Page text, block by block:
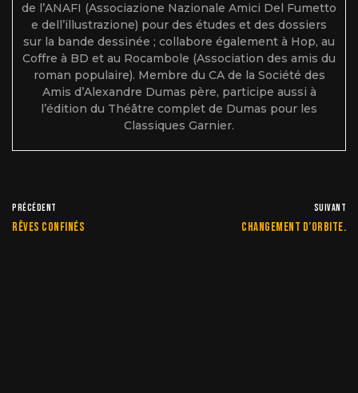
de l’ANAFI (Associazione Nazionale Amici Del Fumetto
e dell’illustrazione) pour des études et des dossiers
sur la bande dessinée ; collabore également à Hop, au
Coffre à BD et au Rocambole (Association des amis du
roman populaire). Membre du CA de la Société des
Amis d’Alexandre Dumas père, participe aussi à
l’édition du Théâtre complet de Dumas pour les
Classiques Garnier.
PRÉCÉDENT
Rêves confinés
SUIVANT
Changement d’orbite.